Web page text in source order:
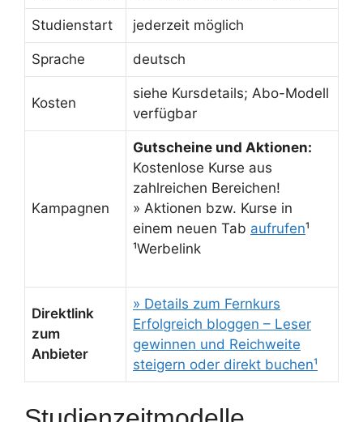
Studienstart jederzeit möglich
Sprache deutsch
Kosten
siehe Kursdetails; Abo-Modell
verfügbar
Kampagnen
Gutscheine und Aktionen:
Kostenlose Kurse aus
zahlreichen Bereichen!
» Aktionen bzw. Kurse in
einem neuen Tab aufrufen¹
¹Werbelink
Direktlink
zum
Anbieter
» Details zum Fernkurs
Erfolgreich bloggen – Leser
gewinnen und Reichweite
steigern oder direkt buchen¹